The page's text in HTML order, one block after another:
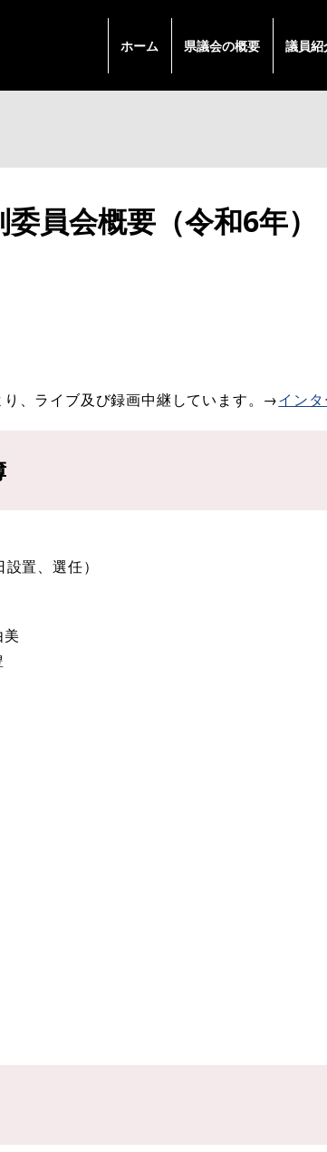
ホーム 県議会の概要 議員紹
員会概要（令和6年）
り、ライブ及び録画中継しています。→イン
置、選任）